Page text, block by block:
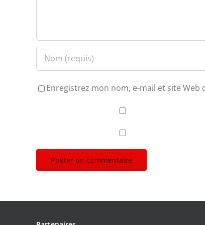
Enregistrez mon nom, e-mail et site